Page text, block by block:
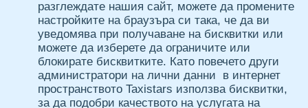
разглеждате нашия сайт, можете да промените
настройките на браузъра си така, че да ви
уведомява при получаване на бисквитки или
можете да изберете да ограничите или
блокирате бисквитките. Като повечето други
администратори на лични данни в интернет
пространството Taxistars използва бисквитки,
за да подобри качеството на услугата на